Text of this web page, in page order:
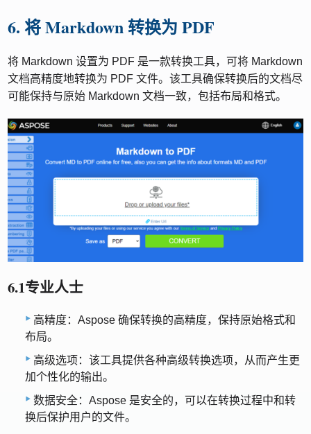
6. 将 Markdown 转换为 PDF
将 Markdown 设置为 PDF 是一款转换工具，可将 Markdown
文档高精度地转换为 PDF 文件。该工具确保转换后的文档尽
可能保持与原始 Markdown 文档一致，包括布局和格式。
6.1专业人士
高精度：Aspose 确保转换的高精度，保持原始格式和
布局。
高级选项：该工具提供各种高级转换选项，从而产生更
加个性化的输出。
数据安全：Aspose 是安全的，可以在转换过程中和转
换后保护用户的文件。